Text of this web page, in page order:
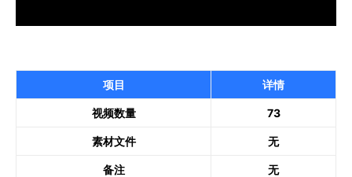
项目 详情
视频数量 73
素材文件 无
备注 无